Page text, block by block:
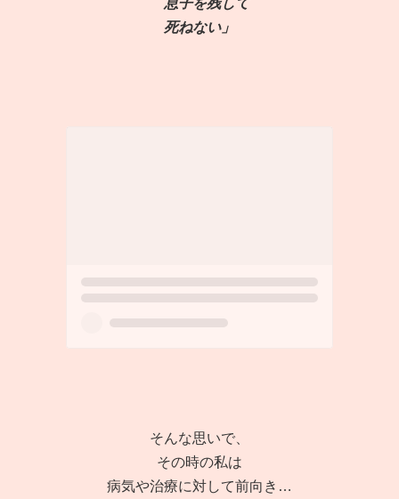
息子を残して
死ねない」
そんな思いで、
その時の私は
病気や治療に対して前向き…